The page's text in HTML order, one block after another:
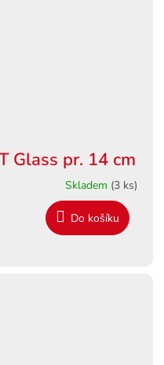
Glass pr. 14 cm
Skladem (3 ks)
Do košíku